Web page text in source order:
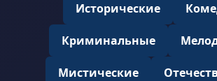
Исторические
Криминальные
Мистические